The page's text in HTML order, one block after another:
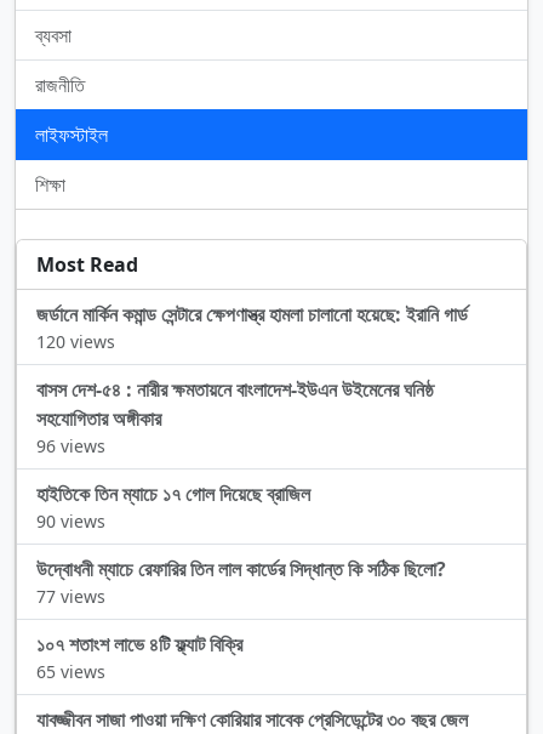
ব্যবসা
রাজনীতি
লাইফস্টাইল
শিক্ষা
Most Read
জর্ডানে মার্কিন কমান্ড সেন্টারে ক্ষেপণাস্ত্র হামলা চালানো হয়েছে: ইরানি গার্ড
120 views
বাসস দেশ-৫৪ : নারীর ক্ষমতায়নে বাংলাদেশ-ইউএন উইমেনের ঘনিষ্ঠ
সহযোগিতার অঙ্গীকার
96 views
হাইতিকে তিন ম্যাচে ১৭ গোল দিয়েছে ব্রাজিল
90 views
উদ্বোধনী ম্যাচে রেফারির তিন লাল কার্ডের সিদ্ধান্ত কি সঠিক ছিলো?
77 views
১০৭ শতাংশ লাভে ৪টি ফ্ল্যাট বিক্রি
65 views
যাবজ্জীবন সাজা পাওয়া দক্ষিণ কোরিয়ার সাবেক প্রেসিডেন্টের ৩০ বছর জেল